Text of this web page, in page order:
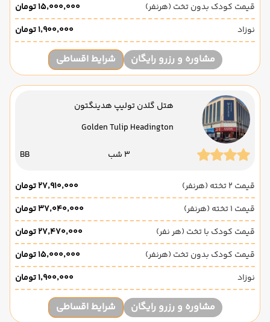
قیمت کودک بدون تخت (هرنفر)
۱۵٬۰۰۰٬۰۰۰ تومان
نوزاد
۱٬۹۰۰٬۰۰۰ تومان
مشاوره و رزرو رایگان شرایط اقساطی
هتل گلدن تولیپ هدینگتون
Golden Tulip Headington
3 شب BB
قیمت 2 تخته (هرنفر)
۲۷٬۹۱۰٬۰۰۰ تومان
قیمت 1 تخته (هرنفر)
۳۷٬۰۴۰٬۰۰۰ تومان
قیمت کودک با تخت (هر نفر)
۲۷٬۴۷۰٬۰۰۰ تومان
قیمت کودک بدون تخت (هرنفر)
۱۵٬۰۰۰٬۰۰۰ تومان
نوزاد
۱٬۹۰۰٬۰۰۰ تومان
مشاوره و رزرو رایگان شرایط اقساطی